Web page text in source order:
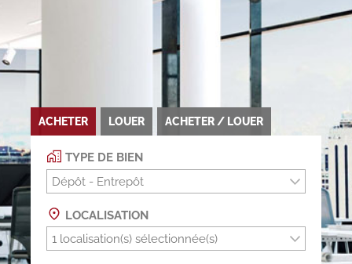
ACHETER LOUER ACHETER / LOUER
TYPE DE BIEN
Dépôt - Entrepôt
LOCALISATION